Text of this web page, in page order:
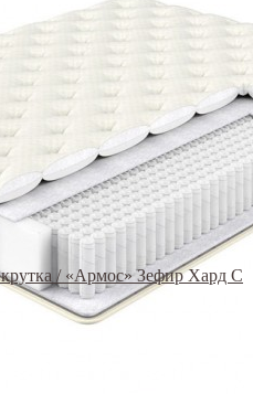
/ «Армос» Зефир Хард С